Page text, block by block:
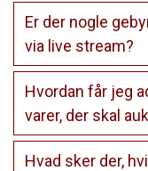
Er der nogle
via live stream?
Hvordan får jeg
varer, der skal
Hvad sker der,